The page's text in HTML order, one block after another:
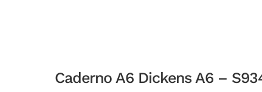
Caderno A6 Dickens A6 –